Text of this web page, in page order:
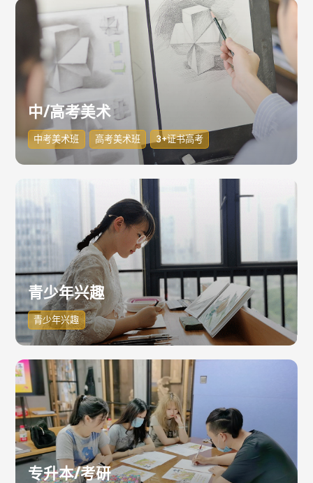
中/高考美术
中考美术班 高考美术班 3+证书高考
青少年兴趣
青少年兴趣
专升本/考研